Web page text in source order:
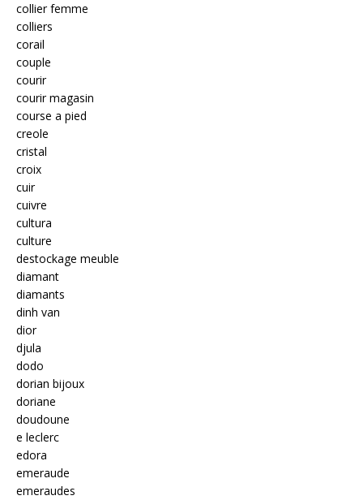
collier femme
colliers
corail
couple
courir
courir magasin
course a pied
creole
cristal
croix
cuir
cuivre
cultura
culture
destockage meuble
diamant
diamants
dinh van
dior
djula
dodo
dorian bijoux
doriane
doudoune
e leclerc
edora
emeraude
emeraudes